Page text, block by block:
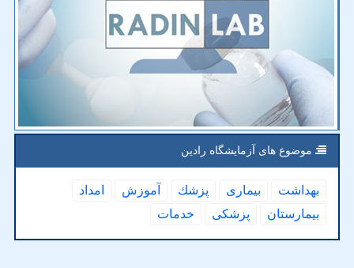
موضوع های آزمایشگاه رادین
بهداشت بیماری پزشك آموزش
امداد
بیمارستان
پزشكی خدمات